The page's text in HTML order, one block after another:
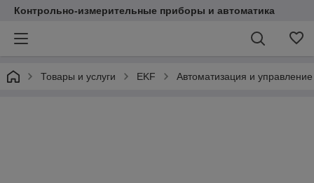
Контрольно-измерительные приборы и автоматика
Товары и услуги EKF Автоматизация и